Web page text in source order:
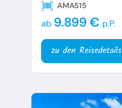
AMA515
ab 9.899 € p.P.
zu den Reisedetails